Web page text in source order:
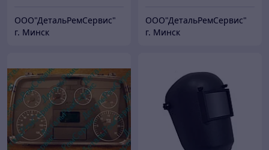
ООО"ДетальРемСервис"
г. Минск
ООО"ДетальРемСервис"
г. Минск